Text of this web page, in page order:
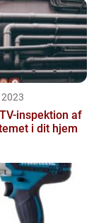
inspektion af
i dit hjem